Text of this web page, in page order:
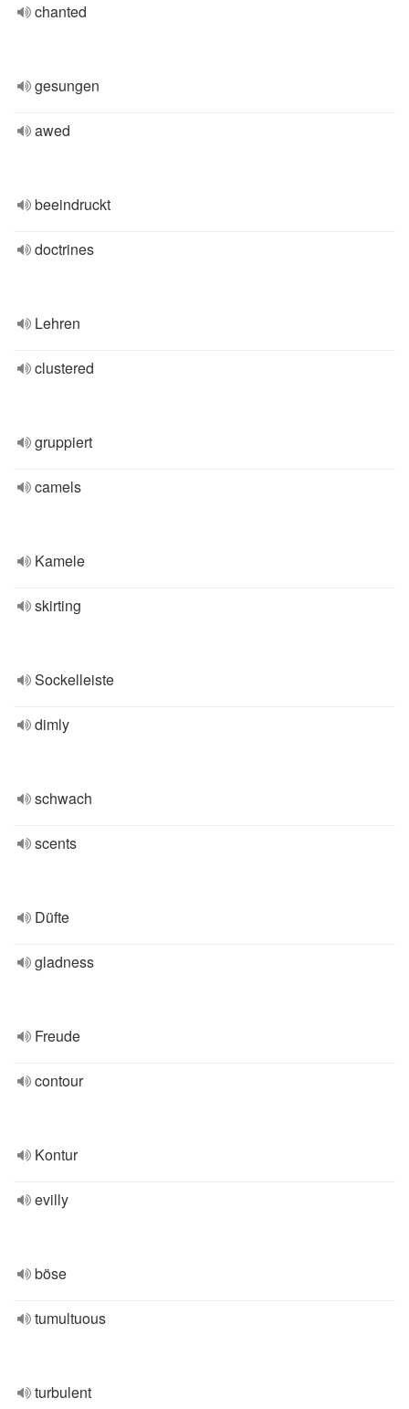
chanted
gesungen
awed
beeindruckt
doctrines
Lehren
clustered
gruppiert
camels
Kamele
skirting
Sockelleiste
dimly
schwach
scents
Düfte
gladness
Freude
contour
Kontur
evilly
böse
tumultuous
turbulent